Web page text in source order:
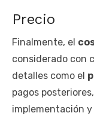
Precio
Finalmente, el
considerado con
detalles como el
pagos
implementación y